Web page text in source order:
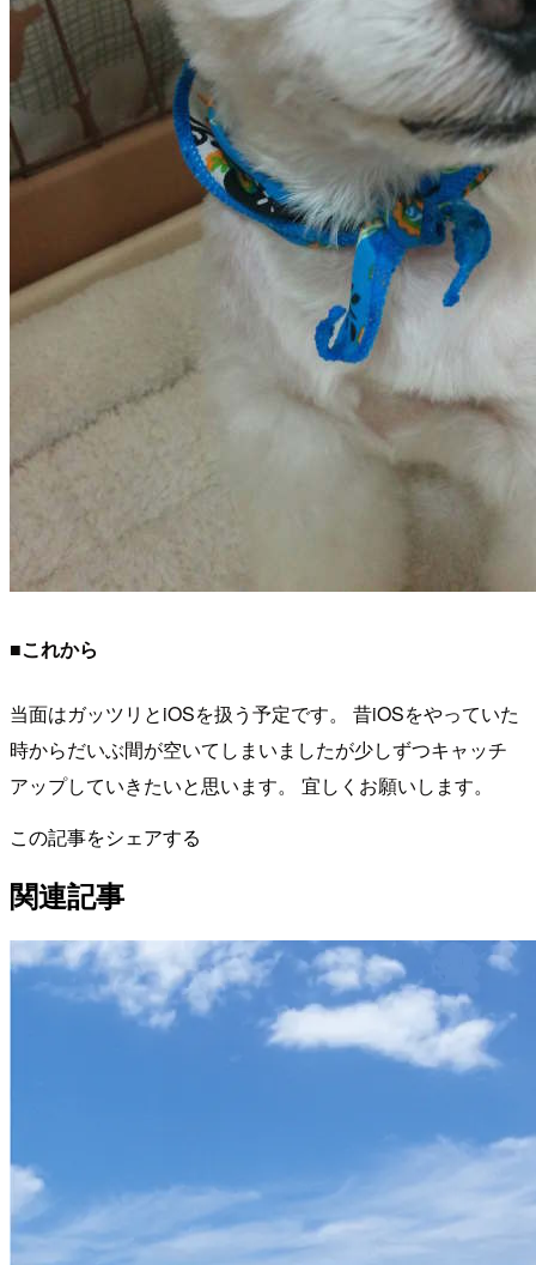
■これから
当面はガッツリとiOSを扱う予定です。 昔iOSをやっていた
時からだいぶ間が空いてしまいましたが少しずつキャッチ
アップしていきたいと思います。 宜しくお願いします。
この記事をシェアする
関連記事